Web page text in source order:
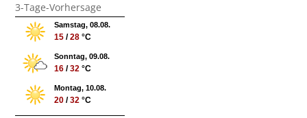
3-Tage-Vorhersage
Samstag, 08.08.
15 /28 °C
Sonntag, 09.08.
16 /32 °C
Montag, 10.08.
20 /32 °C